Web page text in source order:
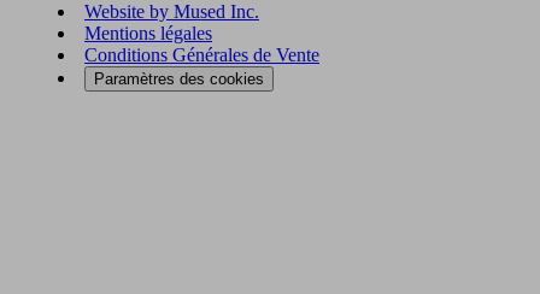
Website by Mused Inc.
Mentions légales
Conditions Générales de Vente
Paramètres des cookies